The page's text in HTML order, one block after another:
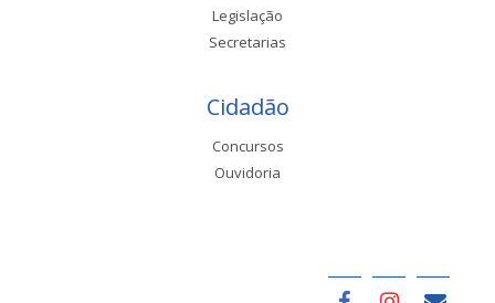
Legislação
Secretarias
Cidadão
Concursos
Ouvidoria